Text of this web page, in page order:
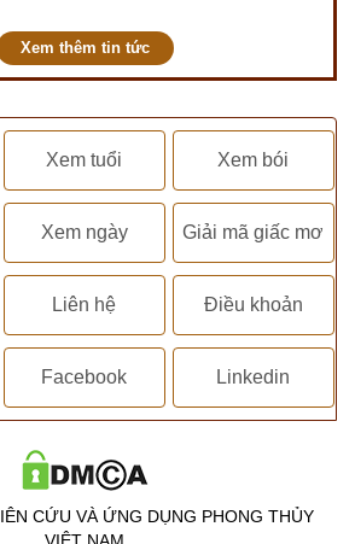
Xem thêm tin tức
Xem tuổi Xem bói
Xem ngày Giải mã giấc mơ
Liên hệ Điều khoản
Facebook Linkedin
CỨU VÀ ỨNG DỤNG PHONG THỦY